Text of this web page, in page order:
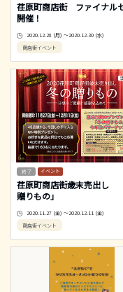
荏原町商店街 ファイナル
開催！
2020.12.28 (月) ～2020.12.30 (水)
商店街イベント
イベント
荏原町商店街歳末売出し
贈りもの」
2020.11.27 (金) ～2020.12.11 (金)
商店街イベント